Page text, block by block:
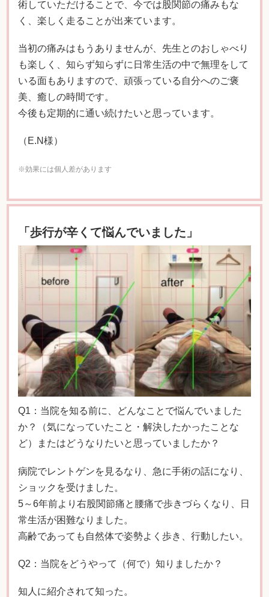
術していただけることで、今では股関節の痛みもな
く、楽しく走ることが出来ています。
当初の痛みはもうありませんが、先生とのおしゃべり
も楽しく、知らず知らずに日常生活の中で無理をして
いる面もありますので、頑張っている自分へのご褒
美、癒しの時間です。
今後も定期的に通い続けたいと思っています。
（E.N様）
※効果には個人差があります
「歩行が辛くて悩んでいました」
Q1：当院を知る前に、どんなことで悩んでいました
か？（気になっていたこと・解決したかったことな
ど）またはどうなりたいと思っていましたか？
病院でレントゲンを見るなり、急に手術の話になり、
ショックを受けました。
5～6年前より右股関節痛と腰痛で歩きづらくなり、日
常生活が困難なりました。
高齢であっても自然体で姿勢よく歩き、行動したい。
Q2：当院をどうやって（何で）知りましたか？
知人に紹介されて知った。